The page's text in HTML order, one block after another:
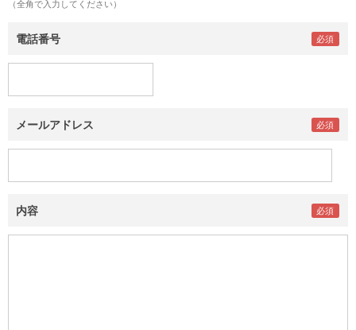
（全角で入力してください）
電話番号
メールアドレス
内容